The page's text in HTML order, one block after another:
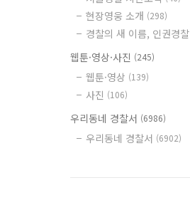
현장영웅 소개 (298)
경찰의 새 이름, 인권경찰
웹툰·영상·사진 (245)
웹툰·영상 (139)
사진 (106)
우리동네 경찰서 (6986)
우리동네 경찰서 (6902)